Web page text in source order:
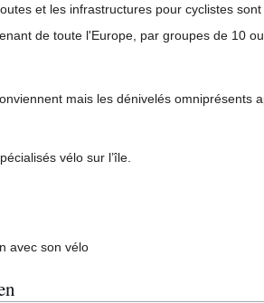
et les infrastructures pour cyclistes sont
de toute l'Europe, par groupes de 10
mais les dénivelés omniprésents
vélo sur l’île.
avec son vélo